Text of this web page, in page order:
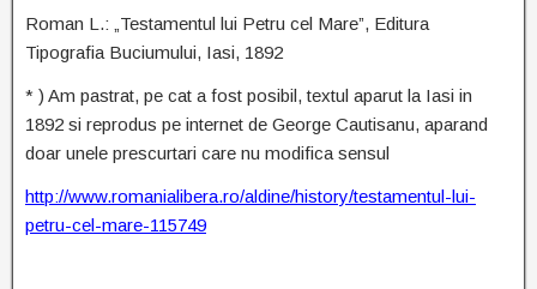
Roman L.: „Testamentul lui Petru cel Mare”, Editura
Tipografia Buciumului, Iasi, 1892
* ) Am pastrat, pe cat a fost posibil, textul aparut la Iasi in
1892 si reprodus pe internet de George Cautisanu, aparand
doar unele prescurtari care nu modifica sensul
http://www.romanialibera.ro/aldine/history/testamentul-lui-
petru-cel-mare-115749